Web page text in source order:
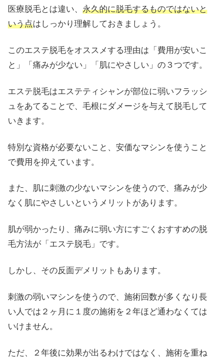
医療脱毛とは違い、 永久的に脱毛するものではないと
いう点はしっかり理解しておきましょう。
このエステ脱毛をオススメする理由は「費用が安いこ
と」「痛みが少ない」「肌にやさしい」の３つです。
エステ脱毛はエステティシャンが部位に弱いフラッシ
ュをあてることで、毛根にダメージを与えて脱毛して
いきます。
特別な資格が必要ないこと、安価なマシンを使うこと
で費用を抑えています。
また、肌に刺激の少ないマシンを使うので、痛みが少
なく肌にやさしいというメリットがあります。
肌が弱かったり、痛みに弱い方にすごくおすすめの脱
毛方法が「エステ脱毛」です。
しかし、その反面デメリットもあります。
刺激の弱いマシンを使うので、施術回数が多くなり長
い人では２ヶ月に１度の施術を２年ほど通わなくては
いけません。
ただ、２年後に効果が出るわけではなく、施術を重ね